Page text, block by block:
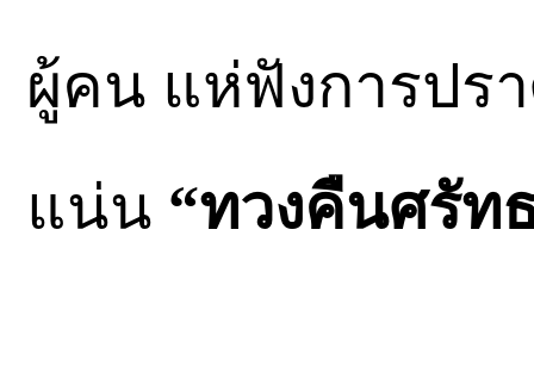
ผู้คน แห่ฟังการปร
แน่น “ทวงคืนศรัท